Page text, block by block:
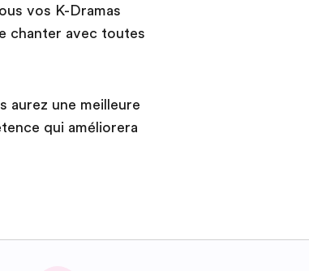
vos K-Dramas
chanter avec toutes
aurez une meilleure
qui améliorera